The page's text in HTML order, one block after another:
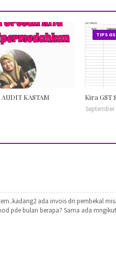
KASTAM
TIPS
Kira GST
September
ada invois dri pembekal
pde bulan berapa? Sama ada